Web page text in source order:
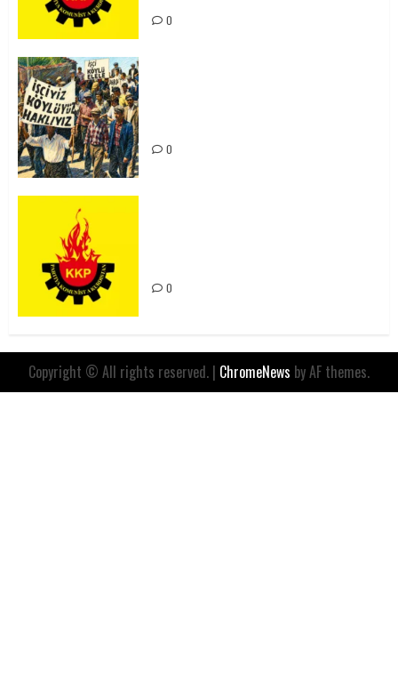
0
0
0
Copyright © All rights reserved. | ChromeNews by AF themes.